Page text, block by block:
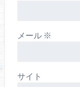
メール ※
サイト